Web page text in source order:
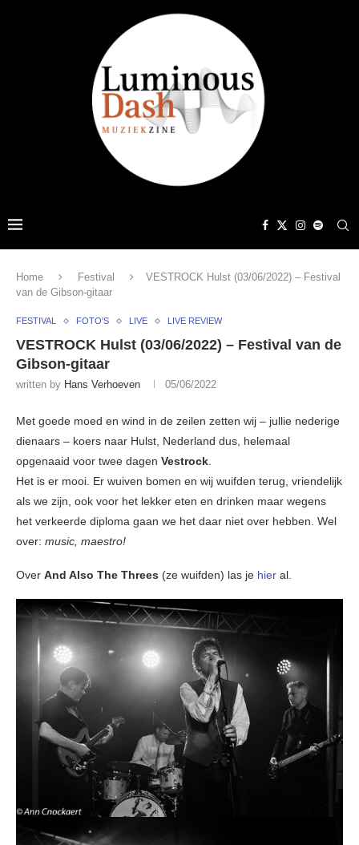
Home Festival
VESTROCK Hulst (03/06/2022) – Festival
van de Gibson-gitaar
FESTIVAL FOTO'S LIVE LIVE REVIEW
VESTROCK Hulst (03/06/2022) – Festival van de
Gibson-gitaar
written by Hans Verhoeven 05/06/2022
Met goede moed en wind in de zeilen zetten wij – jullie nederige
dienaars – koers naar Hulst, Nederland dus, helemaal
opgenaaid voor twee dagen Vestrock.
Het is er mooi. Er wuiven bomen en wij wuifden terug, vriendelijk
als we zijn, ook voor het lekker eten en drinken maar wegens
het verkeerde diploma gaan we het daar niet over hebben. Wel
over: music, maestro!
Over And Also The Threes (ze wuifden) las je hier al.